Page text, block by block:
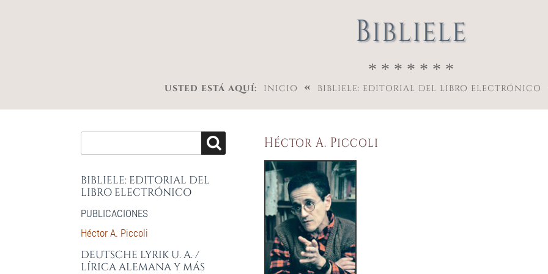
Bibliele
* * * * * * *
USTED ESTÁ AQUÍ: INICIO « BIBLIELE: EDITORIAL DEL LIBRO ELECTRÓNICO
Héctor A. Piccoli
BIBLIELE: EDITORIAL DEL
LIBRO ELECTRÓNICO
PUBLICACIONES
Héctor A. Piccoli
DEUTSCHE LYRIK U. A. /
LÍRICA ALEMANA Y MÁS